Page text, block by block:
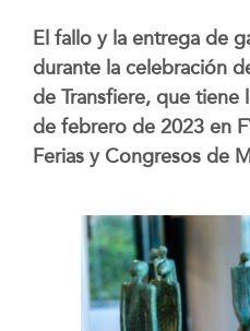
El fallo y la entrega de
durante la celebración
de Transfiere, que tiene
de febrero de 2023 en
Ferias y Congresos de